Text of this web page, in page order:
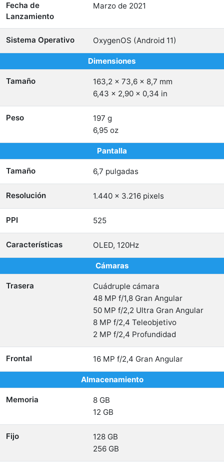
Fecha de
Lanzamiento
Marzo de 2021
Sistema Operativo OxygenOS (Android 11)
Dimensiones
Tamaño
163,2 x 73,6 x 8,7 mm
6,43 x 2,90 x 0,34 in
Peso
197 g
6,95 oz
Pantalla
Tamaño 6,7 pulgadas
Resolución 1.440 x 3.216 pixels
PPI 525
Características OLED, 120Hz
Cámaras
Trasera
Cuádruple cámara
48 MP f/1,8 Gran Angular
50 MP f/2,2 Ultra Gran Angular
8 MP f/2,4 Teleobjetivo
2 MP f/2,4 Profundidad
Frontal 16 MP f/2,4 Gran Angular
Almacenamiento
Memoria
8 GB
12 GB
Fijo
128 GB
256 GB